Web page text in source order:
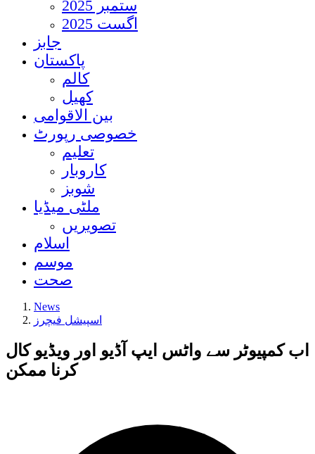
ستمبر 2025
اگست 2025
جابز
پاکستان
کالم
کھیل
بین الاقوامی
خصوصی رپورٹ
تعلیم
کاروبار
شوبز
ملٹی میڈیا
تصویریں
اسلام
موسم
صحت
News
اسپیشل فیچرز
اب کمپیوٹر سے واٹس ایپ آڈیو اور ویڈیو کال
کرنا ممکن